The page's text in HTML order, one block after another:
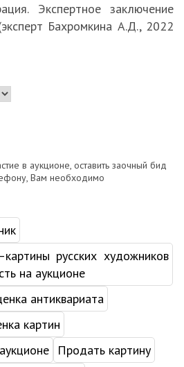
Экспертное заключение
Бахромкина А.Д., 2022
в аукционе, оставить заочный бид
Вам необходимо
русских художников
на аукционе
антиквариата
картин
Продать картину